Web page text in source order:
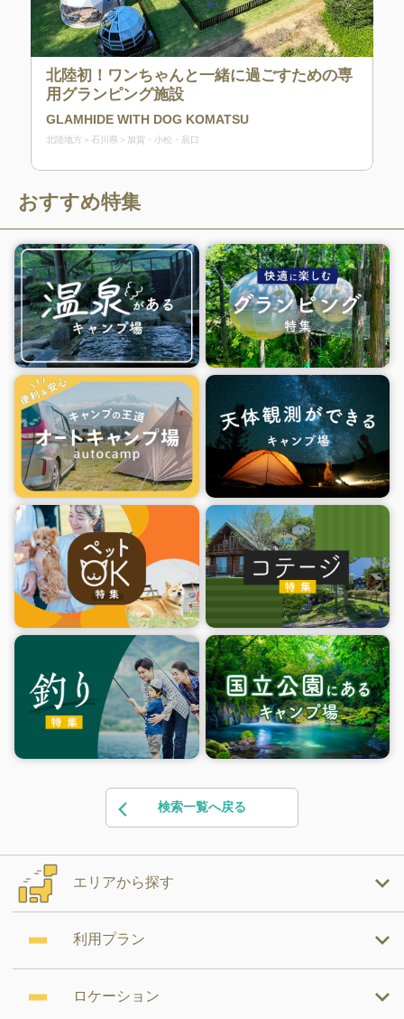
北陸初！ワンちゃんと一緒に過ごすための専
用グランピング施設
GLAMHIDE WITH DOG KOMATSU
北陸地方 石川県 加賀・小松・辰口
おすすめ特集
検索一覧へ戻る
エリアから探す
利用プラン
ロケーション